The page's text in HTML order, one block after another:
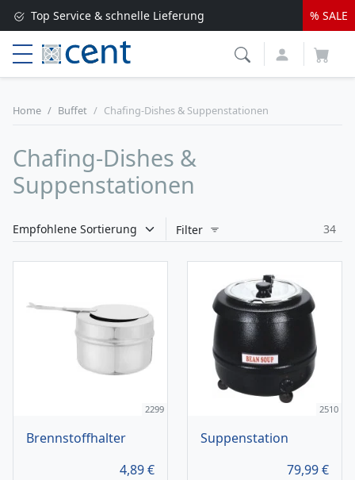
Top Service & schnelle Lieferung
Versandkostenfrei ab 250 EUR*
Lieferung nur 1-2 Werktage
% SALE
Home Buffet Chafing-Dishes & Suppenstationen
Chafing-Dishes &
Suppenstationen
Filter 34
2299
Brennstoffhalter
4,89€
2510
Suppenstation
79,99€